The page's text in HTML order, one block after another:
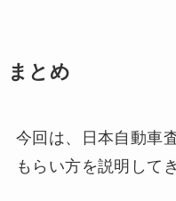
まとめ
今回は、日本自動車
もらい方を説明して